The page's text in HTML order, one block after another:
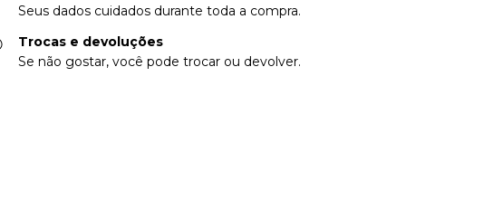
Seus dados cuidados durante toda a compra.
Trocas e devoluções
Se não gostar, você pode trocar ou devolver.